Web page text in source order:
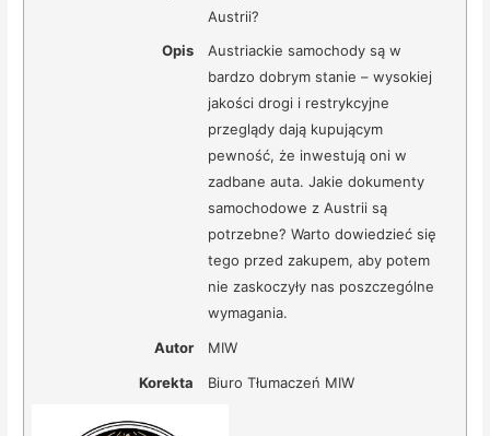
Austrii?
Opis
Austriackie samochody są w
bardzo dobrym stanie – wysokiej
jakości drogi i restrykcyjne
przeglądy dają kupującym
pewność, że inwestują oni w
zadbane auta. Jakie dokumenty
samochodowe z Austrii są
potrzebne? Warto dowiedzieć się
tego przed zakupem, aby potem
nie zaskoczyły nas poszczególne
wymagania.
Autor
MIW
Korekta
Biuro Tłumaczeń MIW